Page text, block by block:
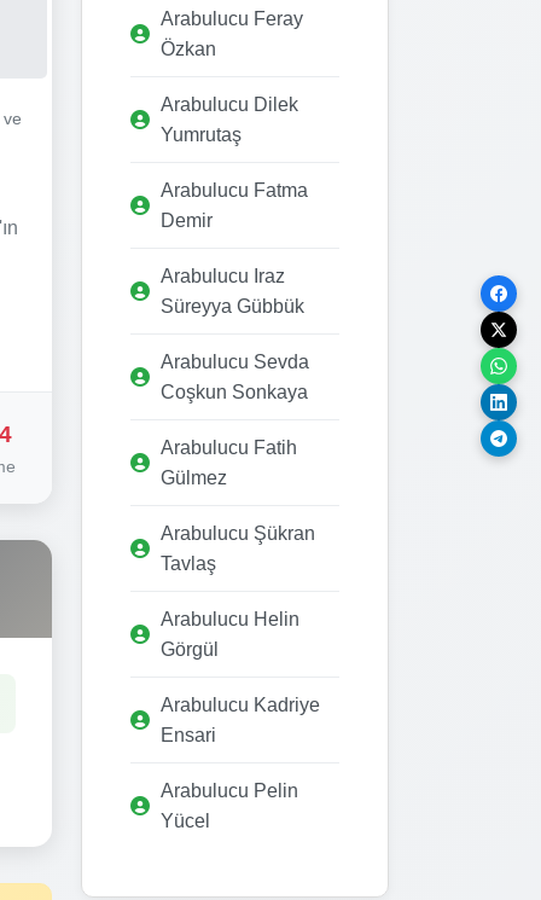
Arabulucu Feray
Özkan
Arabulucu Dilek
Yumrutaş
Arabulucu Fatma
Demir
Arabulucu Iraz
Süreyya Gübbük
Arabulucu Sevda
Coşkun Sonkaya
Arabulucu Fatih
Gülmez
Arabulucu Şükran
Tavlaş
Arabulucu Helin
Görgül
Arabulucu Kadriye
Ensari
Arabulucu Pelin
Yücel